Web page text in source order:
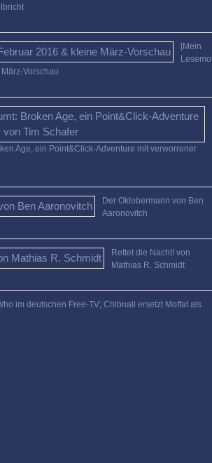
[Mein
Lesemo
Vorschau
Age, ein Point&Click-Adventure mit verworrener
Der Oktobermann von Ben
Aaronovitch
Rettet die Nacht! von
Mathias R. Schmidt
im deutschen Free-TV; Chibnall ersetzt Moffat als